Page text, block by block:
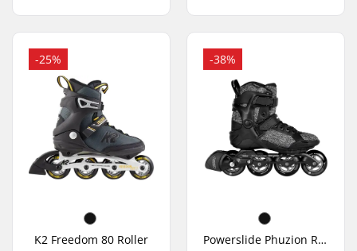
-25%
K2 Freedom 80 Roller
-38%
Powerslide Phuzion Radon 80 Rollers